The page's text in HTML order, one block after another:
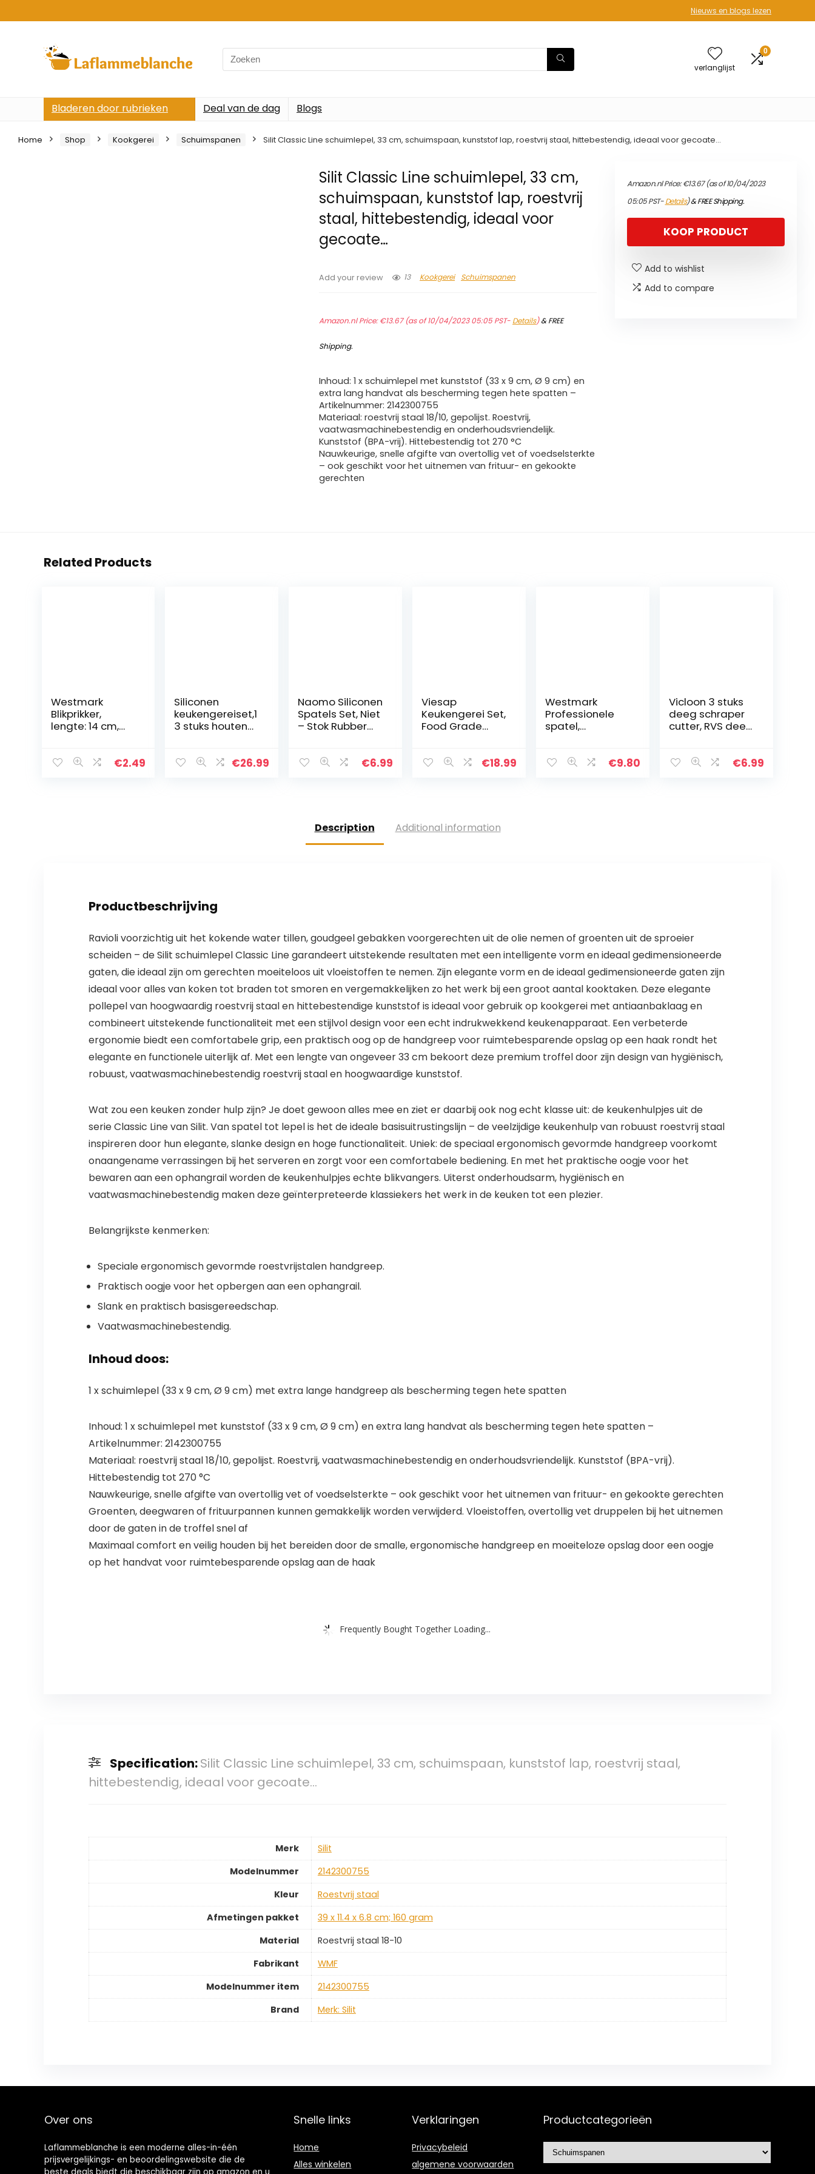
Nieuws en blogs lezen
Search
for:
verlanglijst
0
Bladeren door rubrieken Deal van de dag Blogs
Home Shop Kookgerei Schuimspanen Silit Classic Line schuimlepel, 33 cm, schuimspaan, kunststof lap, roestvrij staal, hittebestendig, ideaal voor gecoate…
Silit Classic Line schuimlepel, 33 cm,
schuimspaan, kunststof lap, roestvrij
staal, hittebestendig, ideaal voor
gecoate…
Add your review 13 Kookgerei Schuimspanen
Amazon.nl Price:€13.67(as of 10/04/2023 05:05 PST- Details)&FREE
Shipping.
Inhoud: 1 x schuimlepel met kunststof (33 x 9 cm, Ø 9 cm) en
extra lang handvat als bescherming tegen hete spatten –
Artikelnummer: 2142300755
Materiaal: roestvrij staal 18/10, gepolijst. Roestvrij,
vaatwasmachinebestendig en onderhoudsvriendelijk.
Kunststof (BPA-vrij). Hittebestendig tot 270 °C
Nauwkeurige, snelle afgifte van overtollig vet of voedselsterkte
– ook geschikt voor het uitnemen van frituur- en gekookte
gerechten
Amazon.nl Price:€13.67(as of 10/04/2023
05:05 PST-Details)&FREE Shipping.
KOOP PRODUCT
Add to wishlist
Add to compare
Related Products
Westmark
Blikprikker,
lengte: 14 cm,
Gentle, zwart,€2.49
Siliconen
keukengereiset,1
3 stuks houten
set,kookgerei
€26.99
Naomo Siliconen
Spatels Set, Niet
– Stok Rubber
Koken, Bakken en
€6.99
Viesap
Keukengerei Set,
Food Grade
Keukengerei, 11
€18.99
Westmark
Professionele
spatel,
lemmet: 7 x 11,5
€9.80
Vicloon 3 stuks
deeg schraper
cutter, RVS deeg
maatschaal,€6.99
Description Additional information
Productbeschrijving
Ravioli voorzichtig uit het kokende water tillen, goudgeel gebakken voorgerechten uit de olie nemen of groenten uit de sproeier
scheiden – de Silit schuimlepel Classic Line garandeert uitstekende resultaten met een intelligente vorm en ideaal gedimensioneerde
gaten, die ideaal zijn om gerechten moeiteloos uit vloeistoffen te nemen. Zijn elegante vorm en de ideaal gedimensioneerde gaten zijn
ideaal voor alles van koken tot braden tot smoren en vergemakkelijken zo het werk bij een groot aantal kooktaken. Deze elegante
pollepel van hoogwaardig roestvrij staal en hittebestendige kunststof is ideaal voor gebruik op kookgerei met antiaanbaklaag en
combineert uitstekende functionaliteit met een stijlvol design voor een echt indrukwekkend keukenapparaat. Een verbeterde
ergonomie biedt een comfortabele grip, een praktisch oog op de handgreep voor ruimtebesparende opslag op een haak rondt het
elegante en functionele uiterlijk af. Met een lengte van ongeveer 33 cm bekoort deze premium troffel door zijn design van hygiënisch,
robuust, vaatwasmachinebestendig roestvrij staal en hoogwaardige kunststof.
Wat zou een keuken zonder hulp zijn? Je doet gewoon alles mee en ziet er daarbij ook nog echt klasse uit: de keukenhulpjes uit de
serie Classic Line van Silit. Van spatel tot lepel is het de ideale basisuitrustingslijn – de veelzijdige keukenhulp van robuust roestvrij staal
inspireren door hun elegante, slanke design en hoge functionaliteit. Uniek: de speciaal ergonomisch gevormde handgreep voorkomt
onaangename verrassingen bij het serveren en zorgt voor een comfortabele bediening. En met het praktische oogje voor het
bewaren aan een ophangrail worden de keukenhulpjes echte blikvangers. Uiterst onderhoudsarm, hygiënisch en
vaatwasmachinebestendig maken deze geïnterpreteerde klassiekers het werk in de keuken tot een plezier.
Belangrijkste kenmerken:
Speciale ergonomisch gevormde roestvrijstalen handgreep.
Praktisch oogje voor het opbergen aan een ophangrail.
Slank en praktisch basisgereedschap.
Vaatwasmachinebestendig.
Inhoud doos:
1 x schuimlepel (33 x 9 cm, Ø 9 cm) met extra lange handgreep als bescherming tegen hete spatten
Inhoud: 1 x schuimlepel met kunststof (33 x 9 cm, Ø 9 cm) en extra lang handvat als bescherming tegen hete spatten –
Artikelnummer: 2142300755
Materiaal: roestvrij staal 18/10, gepolijst. Roestvrij, vaatwasmachinebestendig en onderhoudsvriendelijk. Kunststof (BPA-vrij).
Hittebestendig tot 270 °C
Nauwkeurige, snelle afgifte van overtollig vet of voedselsterkte – ook geschikt voor het uitnemen van frituur- en gekookte gerechten
Groenten, deegwaren of frituurpannen kunnen gemakkelijk worden verwijderd. Vloeistoffen, overtollig vet druppelen bij het uitnemen
door de gaten in de troffel snel af
Maximaal comfort en veilig houden bij het bereiden door de smalle, ergonomische handgreep en moeiteloze opslag door een oogje
op het handvat voor ruimtebesparende opslag aan de haak
Frequently Bought Together Loading...
Specification:Silit Classic Line schuimlepel, 33 cm, schuimspaan, kunststof lap, roestvrij staal,
hittebestendig, ideaal voor gecoate…
Merk
‎Silit
Modelnummer
‎2142300755
Kleur
‎Roestvrij staal
Afmetingen pakket
‎39 x 11.4 x 6.8 cm; 160 gram
Material
‎Roestvrij staal 18-10
Fabrikant
‎WMF
Modelnummer item
‎2142300755
Brand
Merk: Silit
Over ons
Laflammeblanche is een moderne alles-in-één
prijsvergelijkings- en beoordelingswebsite die de
Snelle links
Home
Alles winkelen
Verklaringen
Privacybeleid
algemene voorwaarden
Productcategorieën